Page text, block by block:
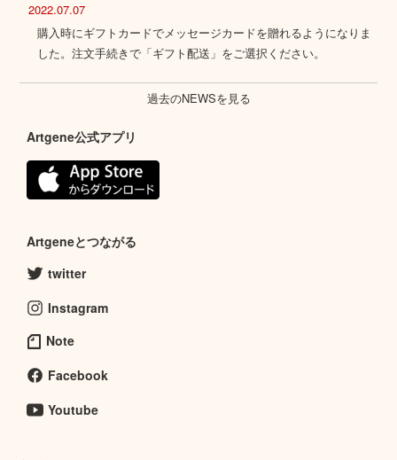
2022.07.07
購入時にギフトカードでメッセージカードを贈れるようになりま
した。注文手続きで「ギフト配送」をご選択ください。
過去のNEWSを見る
Artgene公式アプリ
Artgeneとつながる
twitter
Instagram
Note
Facebook
Youtube